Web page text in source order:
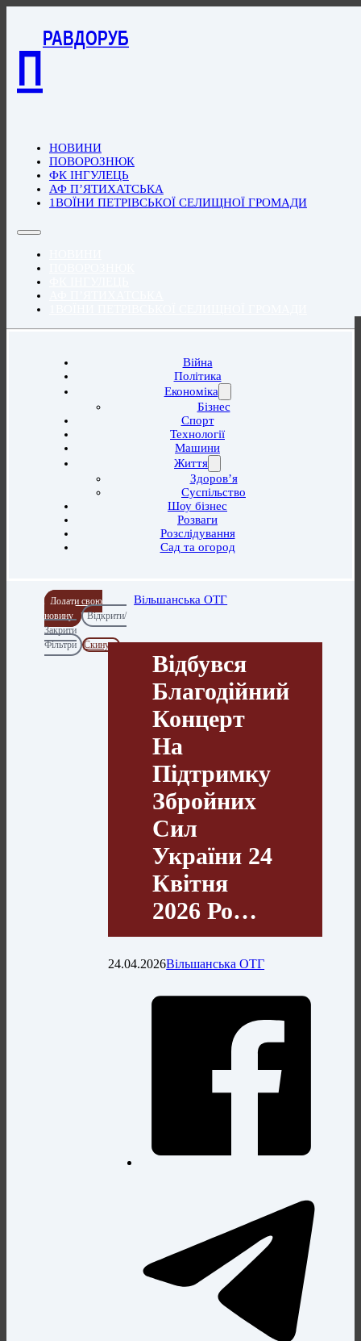
П
РАВДОРУБ
НОВИНИ
ПОВОРОЗНЮК
ФК ІНГУЛЕЦЬ
АФ П’ЯТИХАТСЬКА
1ВОЇНИ ПЕТРІВСЬКОЇ СЕЛИЩНОЇ ГРОМАДИ
Війна
Політика
Економіка
Бізнес
Спорт
Технології
Машини
Життя
Здоров’я
Суспільство
Шоу бізнес
Розваги
Розслідування
Сад та огород
Додати свою
новину
Відкрити/
Закрити
Фільтри
Скинути
Вільшанська ОТГ
Відбувся
Благодійний
Концерт
На
Підтримку
Збройних
Сил
України 24
Квітня
2026 Ро…
24.04.2026Вільшанська ОТГ